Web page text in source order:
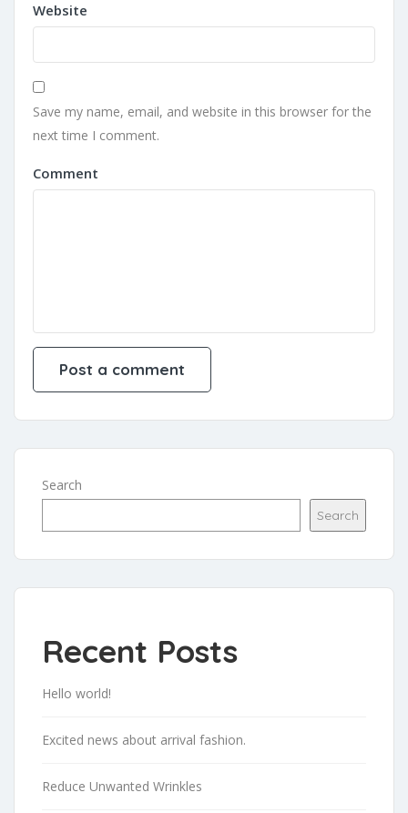
Website
Save my name, email, and website in this browser for the
next time I comment.
Comment
Search
Search
Recent Posts
Hello world!
Excited news about arrival fashion.
Reduce Unwanted Wrinkles